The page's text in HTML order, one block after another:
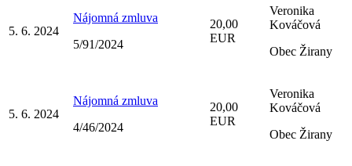
5. 6. 2024
Nájomná zmluva
5/91/2024
20,00
EUR
Veronika
Kováčová
Obec Žirany
5. 6. 2024
Nájomná zmluva
4/46/2024
20,00
EUR
Veronika
Kováčová
Obec Žirany